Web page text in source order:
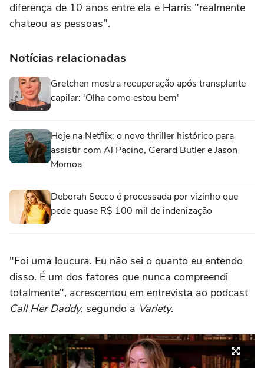
diferença de 10 anos entre ela e Harris "realmente
chateou as pessoas".
Notícias relacionadas
Gretchen mostra recuperação após transplante
capilar: 'Olha como estou bem'
Hoje na Netflix: o novo thriller histórico para
assistir com Al Pacino, Gerard Butler e Jason
Momoa
Deborah Secco é processada por vizinho que
pede quase R$ 100 mil de indenização
"Foi uma loucura. Eu não sei o quanto eu entendo
disso. É um dos fatores que nunca compreendi
totalmente", acrescentou em entrevista ao podcast
Call Her Daddy, segundo a Variety.